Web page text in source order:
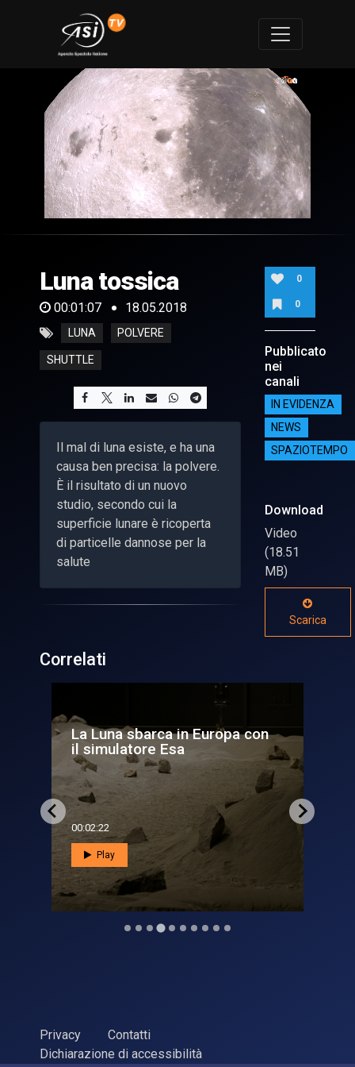
of
7
seconds
Luna tossica
00:01:07 18.05.2018
LUNA POLVERE
SHUTTLE
Il mal di luna esiste, e ha una
causa ben precisa: la polvere.
È il risultato di un nuovo
studio, secondo cui la
superficie lunare è ricoperta
di particelle dannose per la
salute
0
0
Pubblicato
nei
canali
IN EVIDENZA
NEWS
SPAZIOTEMPO
Download
Video
(18.51
MB)
Scarica
Correlati
Tutte le missioni Apollo con
equipaggio per la conqu...
00:04:27
Privacy
Contatti
Dichiarazione di accessibilità